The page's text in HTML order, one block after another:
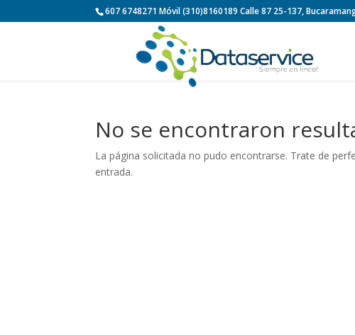
607 6748271 Móvil (310)8160189 Calle 87 25-137,
No se encontraron
La página solicitada no pudo encontrarse. Trate de
entrada.